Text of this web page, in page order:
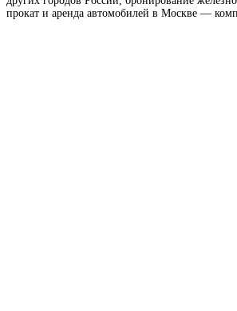
прокат и аренда автомобилей в Москве —